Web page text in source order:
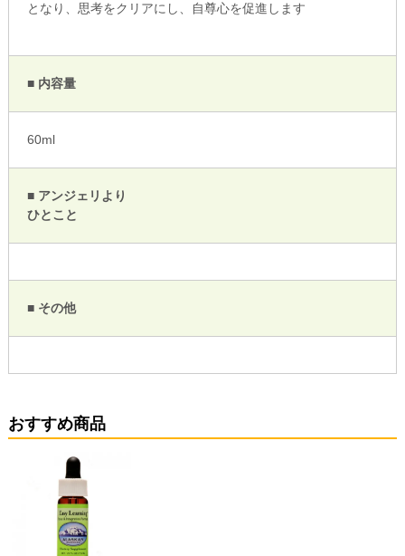
となり、思考をクリアにし、自尊心を促進します
■ 内容量
60ml
■ アンジェリより
ひとこと
■ その他
おすすめ商品